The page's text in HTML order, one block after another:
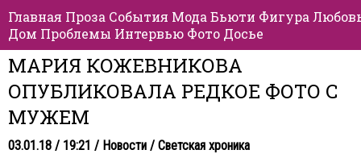
Главная Проза События Мода Бьюти Фигура
Дом Проблемы Интервью Фото Досье
МАРИЯ КОЖЕВНИКОВА
ОПУБЛИКОВАЛА РЕДКОЕ ФОТО С
МУЖЕМ
03.01.18 / 19:21 / Новости / Светская хроника